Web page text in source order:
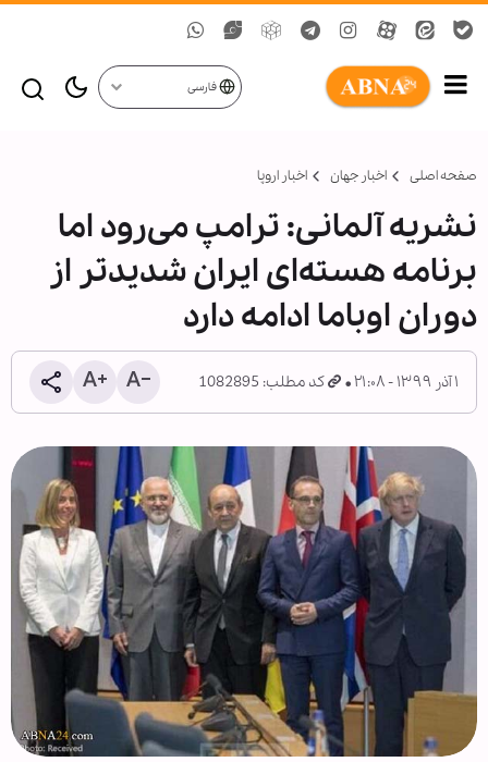
فارسی
صفحه اصلی اخبار جهان اخبار اروپا
نشریه آلمانی: ترامپ می‌رود اما
برنامه هسته‌ای ایران شدیدتر از
دوران اوباما ادامه دارد
۱ آذر ۱۳۹۹ - ۲۱:۰۸ کد مطلب: 1082895